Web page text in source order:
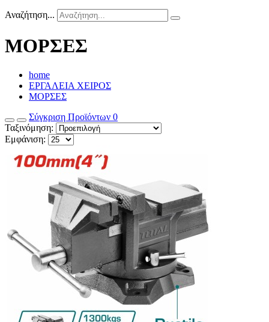
Αναζήτηση...
ΜΟΡΣΕΣ
home
ΕΡΓΑΛΕΙΑ ΧΕΙΡΟΣ
ΜΟΡΣΕΣ
Σύγκριση Προϊόντων 0
Ταξινόμηση:
Εμφάνιση: